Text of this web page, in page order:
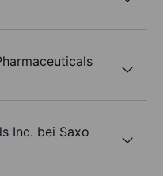
Inc. bei Saxo